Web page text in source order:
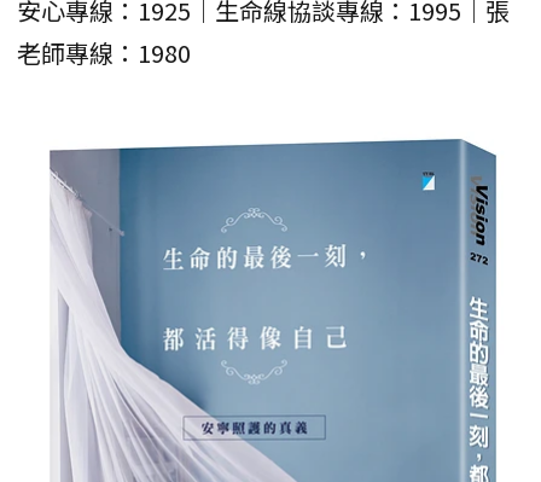
安心專線：1925｜生命線協談專線：1995｜張
老師專線：1980